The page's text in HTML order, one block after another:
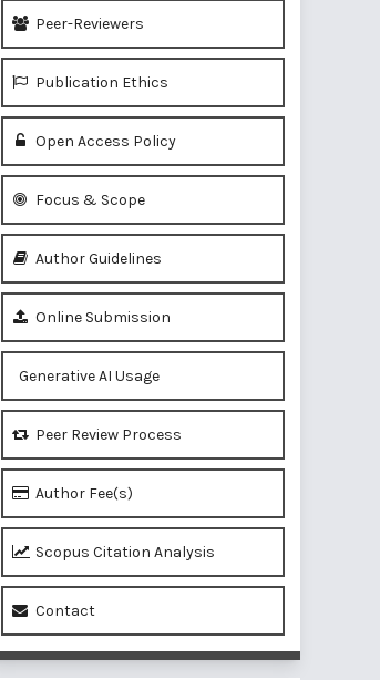
Peer-Reviewers
Publication Ethics
Open Access Policy
Focus & Scope
Author Guidelines
Online Submission
Generative AI Usage
Peer Review Process
Author Fee(s)
Scopus Citation Analysis
Contact